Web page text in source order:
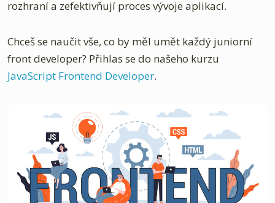
rozhraní a zefektivňují proces vývoje aplikací.
Chceš se naučit vše, co by měl umět každý juniorní
front developer? Přihlas se do našeho kurzu
JavaScript Frontend Developer.